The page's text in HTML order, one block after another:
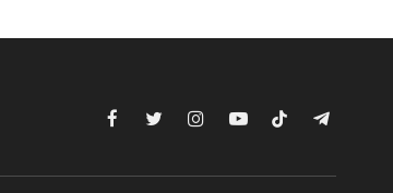
FacebookTwitterInstagramYouTubeTikTokTelegram